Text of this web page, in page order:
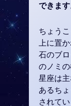
できます
ちょう
上に置
石のブ
のノミ
星座は
あるち
されて